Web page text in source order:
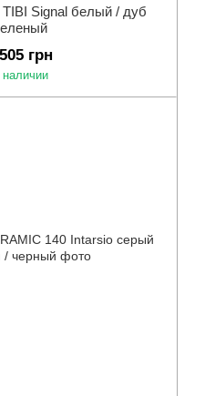
Signal белый / дуб
грн
наличии